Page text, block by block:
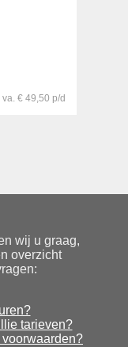
va. € 49,50 p/d
wij u graag,
overzicht
tarieven?